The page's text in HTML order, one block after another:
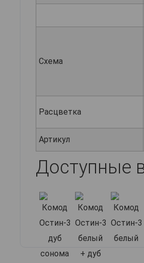
Схема
Расцветка
Артикул
Доступные